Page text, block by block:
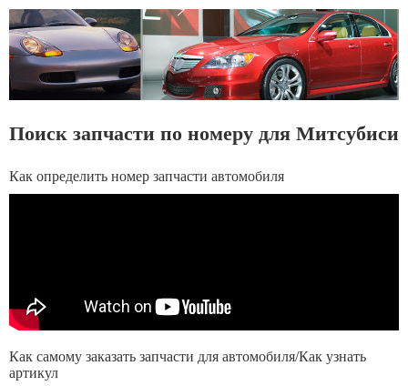
Поиск запчасти по номеру для Митсубиси
Как определить номер запчасти автомобиля
Как самому заказать запчасти для автомобиля/Как узнать
артикул